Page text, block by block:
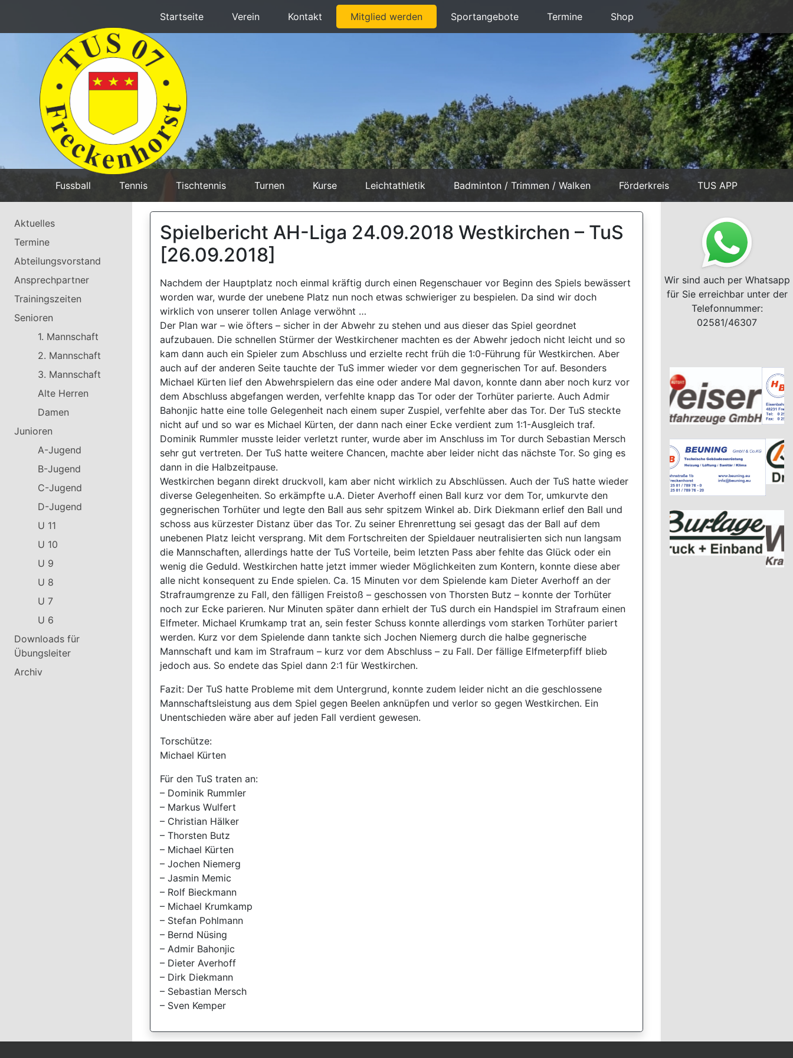
Startseite Verein Kontakt Mitglied werden Sportangebote Termine Shop
Fussball Tennis Tischtennis Turnen Kurse Leichtathletik Badminton / Trimmen / Walken Förderkreis TUS APP
Aktuelles
Termine
Abteilungsvorstand
Ansprechpartner
Trainingszeiten
Senioren
1. Mannschaft
2. Mannschaft
3. Mannschaft
Alte Herren
Damen
Junioren
A-Jugend
B-Jugend
C-Jugend
D-Jugend
U 11
U 10
U 9
U 8
U 7
U 6
Downloads für
Übungsleiter
Archiv
Spielbericht AH-Liga 24.09.2018 Westkirchen – TuS
[26.09.2018]
Nachdem der Hauptplatz noch einmal kräftig durch einen Regenschauer vor Beginn des Spiels bewässert
worden war, wurde der unebene Platz nun noch etwas schwieriger zu bespielen. Da sind wir doch
wirklich von unserer tollen Anlage verwöhnt …
Der Plan war – wie öfters – sicher in der Abwehr zu stehen und aus dieser das Spiel geordnet
aufzubauen. Die schnellen Stürmer der Westkirchener machten es der Abwehr jedoch nicht leicht und so
kam dann auch ein Spieler zum Abschluss und erzielte recht früh die 1:0-Führung für Westkirchen. Aber
auch auf der anderen Seite tauchte der TuS immer wieder vor dem gegnerischen Tor auf. Besonders
Michael Kürten lief den Abwehrspielern das eine oder andere Mal davon, konnte dann aber noch kurz vor
dem Abschluss abgefangen werden, verfehlte knapp das Tor oder der Torhüter parierte. Auch Admir
Bahonjic hatte eine tolle Gelegenheit nach einem super Zuspiel, verfehlte aber das Tor. Der TuS steckte
nicht auf und so war es Michael Kürten, der dann nach einer Ecke verdient zum 1:1-Ausgleich traf.
Dominik Rummler musste leider verletzt runter, wurde aber im Anschluss im Tor durch Sebastian Mersch
sehr gut vertreten. Der TuS hatte weitere Chancen, machte aber leider nicht das nächste Tor. So ging es
dann in die Halbzeitpause.
Westkirchen begann direkt druckvoll, kam aber nicht wirklich zu Abschlüssen. Auch der TuS hatte wieder
diverse Gelegenheiten. So erkämpfte u.A. Dieter Averhoff einen Ball kurz vor dem Tor, umkurvte den
gegnerischen Torhüter und legte den Ball aus sehr spitzem Winkel ab. Dirk Diekmann erlief den Ball und
schoss aus kürzester Distanz über das Tor. Zu seiner Ehrenrettung sei gesagt das der Ball auf dem
unebenen Platz leicht versprang. Mit dem Fortschreiten der Spieldauer neutralisierten sich nun langsam
die Mannschaften, allerdings hatte der TuS Vorteile, beim letzten Pass aber fehlte das Glück oder ein
wenig die Geduld. Westkirchen hatte jetzt immer wieder Möglichkeiten zum Kontern, konnte diese aber
alle nicht konsequent zu Ende spielen. Ca. 15 Minuten vor dem Spielende kam Dieter Averhoff an der
Strafraumgrenze zu Fall, den fälligen Freistoß – geschossen von Thorsten Butz – konnte der Torhüter
noch zur Ecke parieren. Nur Minuten später dann erhielt der TuS durch ein Handspiel im Strafraum einen
Elfmeter. Michael Krumkamp trat an, sein fester Schuss konnte allerdings vom starken Torhüter pariert
werden. Kurz vor dem Spielende dann tankte sich Jochen Niemerg durch die halbe gegnerische
Mannschaft und kam im Strafraum – kurz vor dem Abschluss – zu Fall. Der fällige Elfmeterpfiff blieb
jedoch aus. So endete das Spiel dann 2:1 für Westkirchen.
Fazit: Der TuS hatte Probleme mit dem Untergrund, konnte zudem leider nicht an die geschlossene
Mannschaftsleistung aus dem Spiel gegen Beelen anknüpfen und verlor so gegen Westkirchen. Ein
Unentschieden wäre aber auf jeden Fall verdient gewesen.
Torschütze:
Michael Kürten
Für den TuS traten an:
– Dominik Rummler
– Markus Wulfert
– Christian Hälker
– Thorsten Butz
– Michael Kürten
– Jochen Niemerg
– Jasmin Memic
– Rolf Bieckmann
– Michael Krumkamp
– Stefan Pohlmann
– Bernd Nüsing
– Admir Bahonjic
– Dieter Averhoff
– Dirk Diekmann
– Sebastian Mersch
– Sven Kemper
Wir sind auch per Whatsapp
für Sie erreichbar unter der
Telefonnummer:
02581/46307